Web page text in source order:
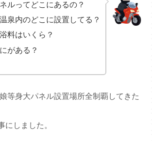
ルってどこにあるの？
泉内のどこに設置してる？
料はいくら？
がある？
等身大パネル設置場所全制覇してきた
にしました。